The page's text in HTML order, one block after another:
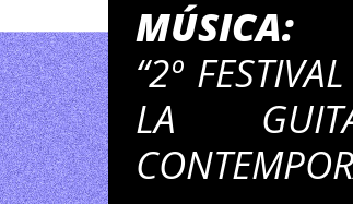
MÚSICA:
“2º
LA